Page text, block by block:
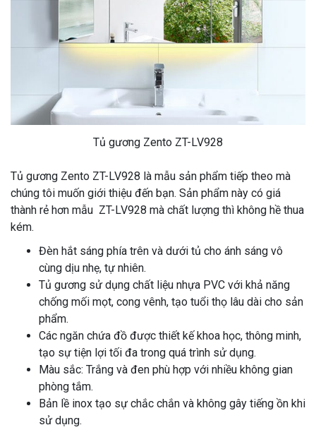
Tủ gương Zento ZT-LV928
Tủ gương Zento ZT-LV928 là mẫu sản phẩm tiếp theo mà
chúng tôi muốn giới thiệu đến bạn. Sản phẩm này có giá
thành rẻ hơn mẫu ZT-LV928 mà chất lượng thì không hề thua
kém.
Đèn hắt sáng phía trên và dưới tủ cho ánh sáng vô
cùng dịu nhẹ, tự nhiên.
Tủ gương sử dụng chất liệu nhựa PVC với khả năng
chống mối mọt, cong vênh, tạo tuổi thọ lâu dài cho sản
phẩm.
Các ngăn chứa đồ được thiết kế khoa học, thông minh,
tạo sự tiện lợi tối đa trong quá trình sử dụng.
Màu sắc: Trắng và đen phù hợp với nhiều không gian
phòng tắm.
Bản lề inox tạo sự chắc chắn và không gây tiếng ồn khi
sử dụng.